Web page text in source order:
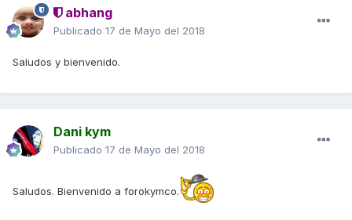
abhang
Publicado 17 de Mayo del 2018
Saludos y bienvenido.
Dani kym
Publicado 17 de Mayo del 2018
Saludos. Bienvenido a forokymco.